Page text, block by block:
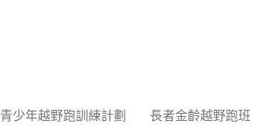
青少年越野跑訓練計劃 長者金齡越野跑班